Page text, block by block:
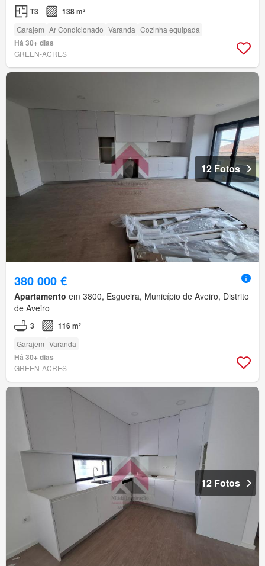
T3 138 m²
Garajem Ar Condicionado Varanda Cozinha equipada
Há 30+ dias
GREEN-ACRES
12 Fotos
380 000 €
Apartamento em 3800, Esgueira, Município de Aveiro, Distrito
de Aveiro
3 116 m²
Garajem Varanda
Há 30+ dias
GREEN-ACRES
12 Fotos